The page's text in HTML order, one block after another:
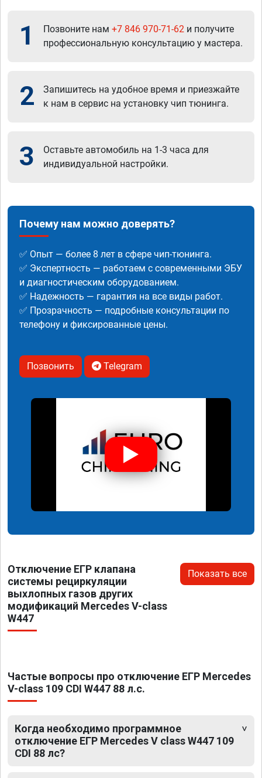
1 Позвоните нам +7 846 970-71-62 и получите
профессиональную консультацию у мастера.
2
Запишитесь на удобное время и приезжайте
к нам в сервис на установку чип тюнинга.
3
Оставьте автомобиль на 1-3 часа для
индивидуальной настройки.
Почему нам можно доверять?
✅ Опыт — более 8 лет в сфере чип-тюнинга.
✅ Экспертность — работаем с современными ЭБУ
и диагностическим оборудованием.
✅ Надежность — гарантия на все виды работ.
✅ Прозрачность — подробные консультации по
телефону и фиксированные цены.
Позвонить Telegram
Отключение ЕГР клапана
системы рециркуляции
выхлопных газов других
модификаций Mercedes V-class
W447
Показать все
Частые вопросы про отключение ЕГР Mercedes
V-class 109 CDI W447 88 л.с.
Когда необходимо программное
отключение ЕГР Mercedes V class W447 109
CDI 88 лс?